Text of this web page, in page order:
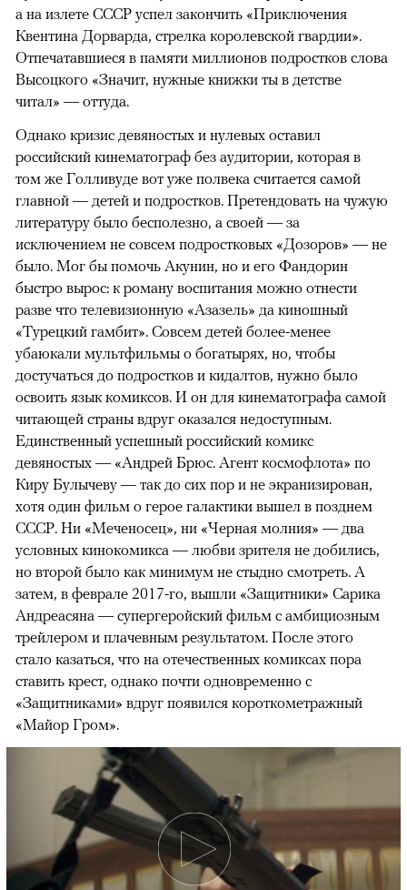
а на излете СССР успел закончить «Приключения
Квентина Дорварда, стрелка королевской гвардии».
Отпечатавшиеся в памяти миллионов подростков слова
Высоцкого «Значит, нужные книжки ты в детстве
читал» — оттуда.
Однако кризис девяностых и нулевых оставил
российский кинематограф без аудитории, которая в
том же Голливуде вот уже полвека считается самой
главной — детей и подростков. Претендовать на чужую
литературу было бесполезно, а своей — за
исключением не совсем подростковых «Дозоров» — не
было. Мог бы помочь Акунин, но и его Фандорин
быстро вырос: к роману воспитания можно отнести
разве что телевизионную «Азазель» да киношный
«Турецкий гамбит». Совсем детей более-менее
убаюкали мультфильмы о богатырях, но, чтобы
достучаться до подростков и кидалтов, нужно было
освоить язык комиксов. И он для кинематографа самой
читающей страны вдруг оказался недоступным.
Единственный успешный российский комикс
девяностых — «Андрей Брюс. Агент космофлота» по
Киру Булычеву — так до сих пор и не экранизирован,
хотя один фильм о герое галактики вышел в позднем
СССР. Ни «Меченосец», ни «Черная молния» — два
условных кинокомикса — любви зрителя не добились,
но второй было как минимум не стыдно смотреть. А
затем, в феврале 2017-го, вышли «Защитники» Сарика
Андреасяна — супергеройский фильм с амбициозным
трейлером и плачевным результатом. После этого
стало казаться, что на отечественных комиксах пора
ставить крест, однако почти одновременно с
«Защитниками» вдруг появился короткометражный
«Майор Гром».